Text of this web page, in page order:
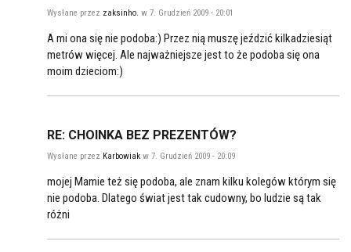
Wysłane przez zaksinho. w 7. Grudzień 2009 - 20:01
A mi ona się nie podoba:) Przez nią muszę jeździć kilkadziesiąt
metrów więcej. Ale najważniejsze jest to że podoba się ona
moim dzieciom:)
RE: CHOINKA BEZ PREZENTÓW?
Wysłane przez Karbowiak w 7. Grudzień 2009 - 20:09
mojej Mamie też się podoba, ale znam kilku kolegów którym się
nie podoba. Dlatego świat jest tak cudowny, bo ludzie są tak
różni